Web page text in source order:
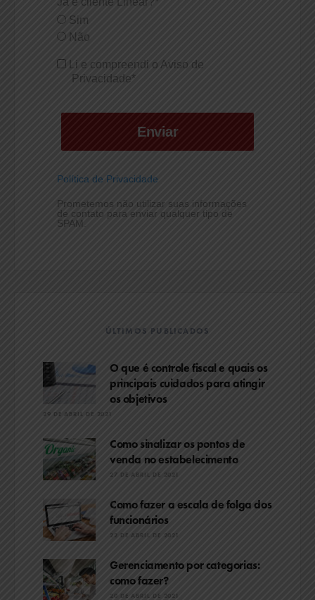
Sim
Não
Li e compreendi o Aviso de
Privacidade*
Enviar
Política de Privacidade
Prometemos não utilizar suas informações
de contato para enviar qualquer tipo de
SPAM.
ÚLTIMOS PUBLICADOS
O que é controle fiscal e quais os
principais cuidados para atingir
os objetivos
29 DE ABRIL DE 2021
Como sinalizar os pontos de
venda no estabelecimento
27 DE ABRIL DE 2021
Como fazer a escala de folga dos
funcionários
22 DE ABRIL DE 2021
Gerenciamento por categorias:
como fazer?
20 DE ABRIL DE 2021